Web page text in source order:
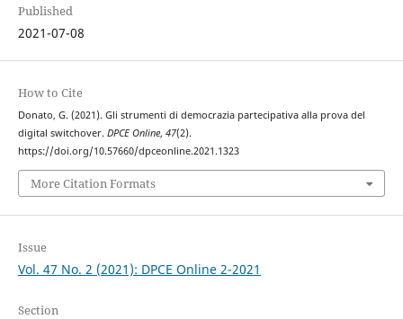
Published
2021-07-08
How to Cite
Donato, G. (2021). Gli strumenti di democrazia partecipativa alla prova del
digital switchover. DPCE Online, 47(2).
https://doi.org/10.57660/dpceonline.2021.1323
More Citation Formats
Issue
Vol. 47 No. 2 (2021): DPCE Online 2-2021
Section